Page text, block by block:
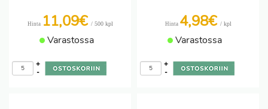
Hinta 11,09€ / 500 kpl
Varastossa
-
+
Hinta 4,98€ / kpl
Varastossa
-
+